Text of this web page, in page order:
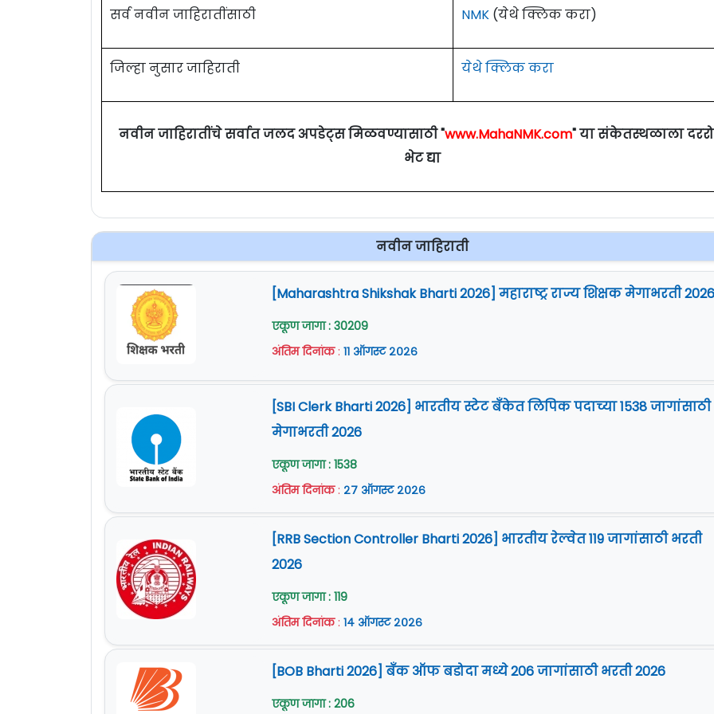
सर्व नवीन जाहिरातींसाठी NMK (येथे क्लिक करा)
जिल्हा नुसार जाहिराती येथे क्लिक करा
नवीन जाहिरातींचे सर्वात जलद अपडेट्स मिळवण्यासाठी "www.MahaNMK.com" या संकेतस्थळाला
भेट द्या
नवीन जाहिराती
[Maharashtra Shikshak Bharti 2026] महाराष्ट्र राज्य शिक्षक मेगाभरती 2026
एकूण जागा : 30209
अंतिम दिनांक: ११ ऑगस्ट २०२६
[SBI Clerk Bharti 2026] भारतीय स्टेट बँकेत लिपिक पदाच्या 1538 जागांसाठी
मेगाभरती 2026
एकूण जागा : 1538
अंतिम दिनांक: २७ ऑगस्ट २०२६
[RRB Section Controller Bharti 2026] भारतीय रेल्वेत 119 जागांसाठी भरती
2026
एकूण जागा : 119
अंतिम दिनांक: १४ ऑगस्ट २०२६
[BOB Bharti 2026] बँक ऑफ बडोदा मध्ये 206 जागांसाठी भरती 2026
एकूण जागा : 206